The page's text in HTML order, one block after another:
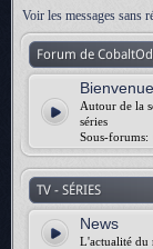
Voir les messages sans
Forum de
Bienvenue
Autour de la
séries
Sous-forums:
TV - SÉRIES
News
L'actualité du